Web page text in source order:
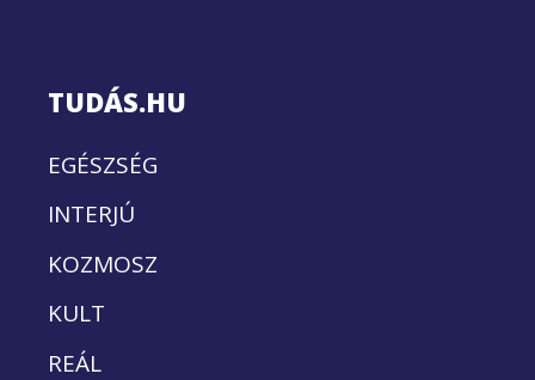
TUDÁS.HU
EGÉSZSÉG
INTERJÚ
KOZMOSZ
KULT
REÁL